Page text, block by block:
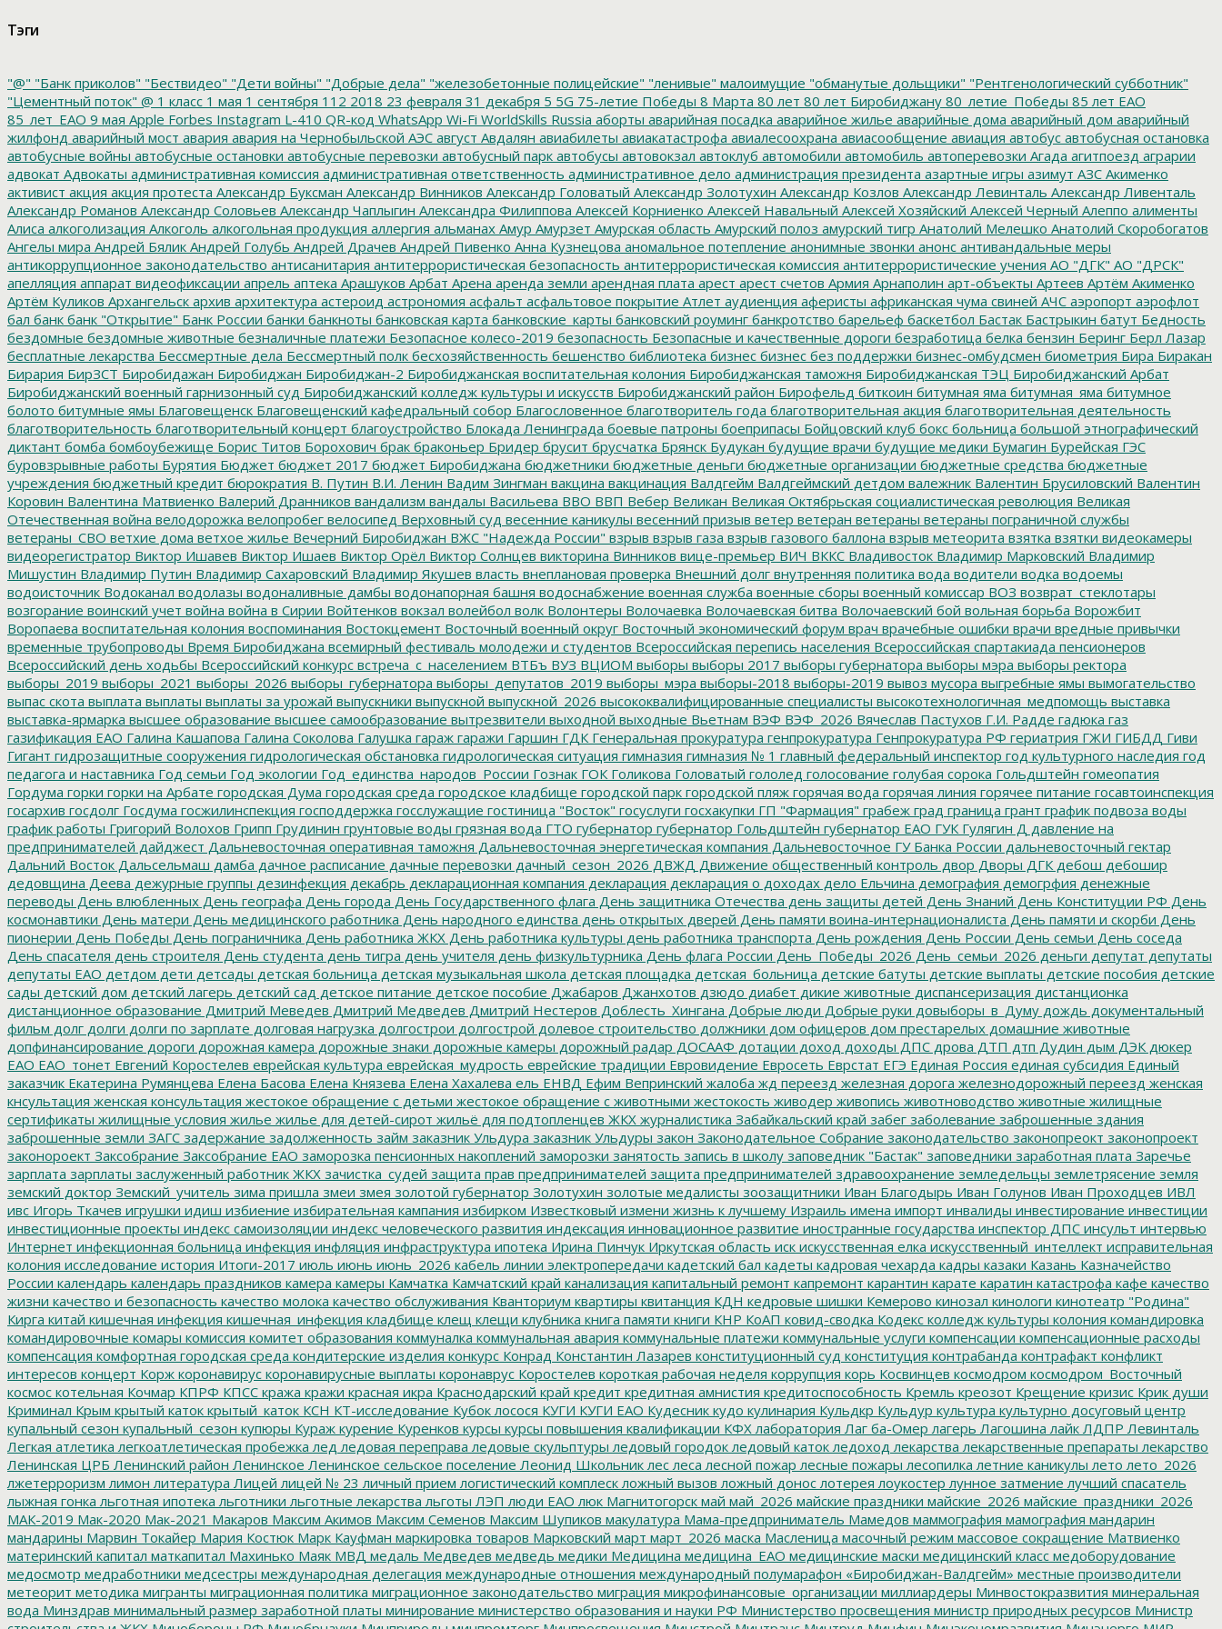
Тэги
"@" "Банк приколов" "Бествидео" "Дети войны" "Добрые дела" "железобетонные полицейские" "ленивые" малоимущие "обманутые дольщики" "Рентгенологический субботник"
"Цементный поток" @ 1 класс 1 мая 1 сентября 112 2018 23 февраля 31 декабря 5 5G 75-летие Победы 8 Марта 80 лет 80 лет Биробиджану 80_летие_Победы 85 лет ЕАО
85_лет_ЕАО 9 мая Apple Forbes Instagram L-410 QR-код WhatsApp Wi-Fi WorldSkills Russia аборты аварийная посадка аварийное жилье аварийные дома аварийный дом аварийный
жилфонд аварийный мост авария авария на Чернобыльской АЭС август Авдалян авиабилеты авиакатастрофа авиалесоохрана авиасообщение авиация автобус автобусная остановка
автобусные войны автобусные остановки автобусные перевозки автобусный парк автобусы автовокзал автоклуб автомобили автомобиль автоперевозки Агада агитпоезд аграрии
адвокат Адвокаты административная комиссия административная ответственность административное дело администрация президента азартные игры азимут АЗС Акименко
активист акция акция протеста Александр Буксман Александр Винников Александр Головатый Александр Золотухин Александр Козлов Александр Левинталь Александр Ливенталь
Александр Романов Александр Соловьев Александр Чаплыгин Александра Филиппова Алексей Корниенко Алексей Навальный Алексей Хозяйский Алексей Черный Алеппо алименты
Алиса алкоголизация Алкоголь алкогольная продукция аллергия альманах Амур Амурзет Амурская область Амурский полоз амурский тигр Анатолий Мелешко Анатолий Скоробогатов
Ангелы мира Андрей Бялик Андрей Голубь Андрей Драчев Андрей Пивенко Анна Кузнецова аномальное потепление анонимные звонки анонс антивандальные меры
антикоррупционное законодательство антисанитария антитеррористическая безопасность антитеррористическая комиссия антитеррористические учения АО "ДГК" АО "ДРСК"
апелляция аппарат видеофиксации апрель аптека Арашуков Арбат Арена аренда земли арендная плата арест арест счетов Армия Арнаполин арт-объекты Артеев Артём Акименко
Артём Куликов Архангельск архив архитектура астероид астрономия асфальт асфальтовое покрытие Атлет аудиенция аферисты африканская чума свиней АЧС аэропорт аэрофлот
бал банк банк "Открытие" Банк России банки банкноты банковская карта банковские_карты банковский роуминг банкротство барельеф баскетбол Бастак Бастрыкин батут Бедность
бездомные бездомные животные безналичные платежи Безопасное колесо-2019 безопасность Безопасные и качественные дороги безработица белка бензин Беринг Берл Лазар
бесплатные лекарства Бессмертные дела Бессмертный полк бесхозяйственность бешенство библиотека бизнес бизнес без поддержки бизнес-омбудсмен биометрия Бира Биракан
Бирария БирЗСТ Биробидажан Биробиджан Биробиджан-2 Биробиджанская воспитательная колония Биробиджанская таможня Биробиджанская ТЭЦ Биробиджанский Арбат
Биробиджанский военный гарнизонный суд Биробиджанский колледж культуры и искусств Биробиджанский район Бирофельд биткоин битумная яма битумная_яма битумное
болото битумные ямы Благовещенск Благовещенский кафедральный собор Благословенное благотворитель года благотворительная акция благотворительная деятельность
благотворительность благотворительный концерт благоустройство Блокада Ленинграда боевые патроны боеприпасы Бойцовский клуб бокс больница большой этнографический
диктант бомба бомбоубежище Борис Титов Борохович брак браконьер Бридер брусит брусчатка Брянск Будукан будущие врачи будущие медики Бумагин Бурейская ГЭС
буровзрывные работы Бурятия Бюджет бюджет 2017 бюджет Биробиджана бюджетники бюджетные деньги бюджетные организации бюджетные средства бюджетные
учреждения бюджетный кредит бюрократия В. Путин В.И. Ленин Вадим Зингман вакцина вакцинация Валдгейм Валдгеймский детдом валежник Валентин Брусиловский Валентин
Коровин Валентина Матвиенко Валерий Дранников вандализм вандалы Васильева ВВО ВВП Вебер Великан Великая Октябрьская социалистическая революция Великая
Отечественная война велодорожка велопробег велосипед Верховный суд весенние каникулы весенний призыв ветер ветеран ветераны ветераны пограничной службы
ветераны_СВО ветхие дома ветхое жилье Вечерний Биробиджан ВЖС "Надежда России" взрыв взрыв газа взрыв газового баллона взрыв метеорита взятка взятки видеокамеры
видеорегистратор Виктор Ишавев Виктор Ишаев Виктор Орёл Виктор Солнцев викторина Винников вице-премьер ВИЧ ВККС Владивосток Владимир Марковский Владимир
Мишустин Владимир Путин Владимир Сахаровский Владимир Якушев власть внеплановая проверка Внешний долг внутренняя политика вода водители водка водоемы
водоисточник Водоканал водолазы водоналивные дамбы водонапорная башня водоснабжение военная служба военные сборы военный комиссар ВОЗ возврат_стеклотары
возгорание воинский учет война война в Сирии Войтенков вокзал волейбол волк Волонтеры Волочаевка Волочаевская битва Волочаевский бой вольная борьба Ворожбит
Воропаева воспитательная колония воспоминания Востокцемент Восточный военный округ Восточный экономический форум врач врачебные ошибки врачи вредные привычки
временные трубопроводы Время Биробиджана всемирный фестиваль молодежи и студентов Всероссийская перепись населения Всероссийская спартакиада пенсионеров
Всероссийский день ходьбы Всероссийский конкурс встреча_с_населением ВТБъ ВУЗ ВЦИОМ выборы выборы 2017 выборы губернатора выборы мэра выборы ректора
выборы_2019 выборы_2021 выборы_2026 выборы_губернатора выборы_депутатов_2019 выборы_мэра выборы-2018 выборы-2019 вывоз мусора выгребные ямы вымогательство
выпас скота выплата выплаты выплаты за урожай выпускники выпускной выпускной_2026 высококвалифицированные специалисты высокотехнологичная_медпомощь выставка
выставка-ярмарка высшее образование высшее самообразование вытрезвители выходной выходные Вьетнам ВЭФ ВЭФ_2026 Вячеслав Пастухов Г.И. Радде гадюка газ
газификация ЕАО Галина Кашапова Галина Соколова Галушка гараж гаражи Гаршин ГДКГенеральная прокуратура генпрокуратура Генпрокуратура РФ гериатрия ГЖИ ГИБДД Гиви
Гигант гидрозащитные сооружения гидрологическая обстановка гидрологическая ситуация гимназия гимназия № 1 главный федеральный инспектор год культурного наследия год
педагога и наставника Год семьи Год экологии Год_единства_народов_России Гознак ГОКГоликова Головатый гололед голосование голубая сорока Гольдштейн гомеопатия
Гордума горки горки на Арбате городская Дума городская среда городское кладбище городской парк городской пляж горячая вода горячая линия горячее питание госавтоинспекция
госархив госдолг Госдума госжилинспекция господдержка госслужащие гостиница "Восток" госуслуги госхакупки ГП "Фармация" грабеж град граница грант график подвоза воды
график работы Григорий Волохов Грипп Грудинин грунтовые воды грязная вода ГТО губернатор губернатор Гольдштейн губернатор ЕАО ГУКГулягин Д давление на
предпринимателей дайджест Дальневосточная оперативная таможня Дальневосточная энергетическая компания Дальневосточное ГУ Банка России дальневосточный гектар
Дальний Восток Дальсельмаш дамба дачное расписание дачные перевозки дачный_сезон_2026 ДВЖД Движение общественный контроль двор Дворы ДГКдебош дебошир
дедовщина Деева дежурные группы дезинфекция декабрь декларационная компания декларация декларация о доходах дело Ельчина демография демогрфия денежные
переводы День влюбленных День географа День города День Государственного флага День защитника Отечества день защиты детей День Знаний День Конституции РФ День
космонавтики День матери День медицинского работника День народного единства день открытых дверей День памяти воина-интернационалиста День памяти и скорби День
пионерии День Победы День пограничника День работника ЖКХ День работника культуры день работника транспорта День рождения День России День семьи День соседа
День спасателя день строителя День студента день тигра день учителя день физкультурника День флага России День_Победы_2026 День_семьи_2026 деньги депутат депутаты
депутаты ЕАО детдом дети детсады детская больница детская музыкальная школа детская площадка детская_больница детские батуты детские выплаты детские пособия детские
сады детский дом детский лагерь детский сад детское питание детское пособие Джабаров Джанхотов дзюдо диабет дикие животные диспансеризация дистанционка
дистанционное образование Дмитрий Меведев Дмитрий Медведев Дмитрий Нестеров Доблесть_Хингана Добрые люди Добрые руки довыборы_в_Думу дождь документальный
фильм долг долги долги по зарплате долговая нагрузка долгострои долгострой долевое строительство должники дом офицеров дом престарелых домашние животные
допфинансирование дороги дорожная камера дорожные знаки дорожные камеры дорожный радар ДОСААФ дотации доход доходы ДПС дрова ДТП дтп Дудин дым ДЭКдюкер
ЕАО ЕАО_тонет Евгений Коростелев еврейская культура еврейская_мудрость еврейские традиции Евровидение Евросеть Еврстат ЕГЭ Единая Россия единая субсидия Единый
заказчик Екатерина Румянцева Елена Басова Елена Князева Елена Хахалева ель ЕНВД Ефим Вепринский жалоба жд переезд железная дорога железнодорожный переезд женская
кнсультация женская консультация жестокое обращение с детьми жестокое обращение с животными жестокость живодер живопись животноводство животные жилищные
сертификаты жилищные условия жилье жилье для детей-сирот жильё для подтопленцев ЖКХ журналистика Забайкальский край забег заболевание заброшенные здания
заброшенные земли ЗАГС задержание задолженность займ заказник Ульдура заказник Ульдуры закон Законодательное Собрание законодательство законопреокт законопроект
законороект Заксобрание Заксобрание ЕАО заморозка пенсионных накоплений заморозки занятость запись в школу заповедник "Бастак" заповедники заработная плата Заречье
зарплата зарплаты заслуженный работник ЖКХ зачистка_судей защита прав предпринимателей защита предпринимателей здравоохранение земледельцы землетрясение земля
земский доктор Земский_учитель зима пришла змеи змея золотой губернатор Золотухин золотые медалисты зоозащитники Иван Благодырь Иван Голунов Иван Проходцев ИВЛ
ивс Игорь Ткачев игрушки идиш избиение избирательная кампания избирком Известковый измени жизнь к лучшему Израиль имена импорт инвалиды инвестирование инвестиции
инвестиционные проекты индекс самоизоляции индекс человеческого развития индексация инновационное развитие иностранные государства инспектор ДПС инсульт интервью
Интернет инфекционная больница инфекция инфляция инфраструктура ипотека Ирина Пинчук Иркутская область иск искусственная елка искусственный_интеллект исправительная
колония исследование история Итоги-2017 июль июнь июнь_2026 кабель линии электропередачи кадетский бал кадеты кадровая чехарда кадры казаки Казань Казначейство
России календарь календарь праздников камера камеры Камчатка Камчатский край канализация капитальный ремонт капремонт карантин карате каратин катастрофа кафе качество
жизни качество и безопасность качество молока качество обслуживания Кванториум квартиры квитанция КДН кедровые шишки Кемерово кинозал кинологи кинотеатр "Родина"
Кирга китай кишечная инфекция кишечная_инфекция кладбище клещ клещи клубника книга памяти книги КНР КоАП ковид-сводка Кодекс колледж культуры колония командировка
командировочные комары комиссия комитет образования коммуналка коммунальная авария коммунальные платежи коммунальные услуги компенсации компенсационные расходы
компенсация комфортная городская среда кондитерские изделия конкурс Конрад Константин Лазарев конституционный суд конституция контрабанда контрафакт конфликт
интересов концерт Корж коронавирус коронавирусные выплаты коронаврус Коростелев короткая рабочая неделя коррупция корь Косвинцев космодром космодром_Восточный
космос котельная Кочмар КПРФ КПСС кража кражи красная икра Краснодарский край кредит кредитная амнистия кредитоспособность Кремль креозот Крещение кризис Крик души
Криминал Крым крытый каток крытый_каток КСН КТ-исследование Кубок лосося КУГИ КУГИ ЕАО Кудесник кудо кулинария Кульдкр Кульдур культура культурно досуговый центр
купальный сезон купальный_сезон купюры Кураж курение Куренков курсы курсы повышения квалификации КФХлаборатория Лаг ба-Омер лагерь Лагошина лайк ЛДПР Левинталь
Легкая атлетика легкоатлетическая пробежка лед ледовая переправа ледовые скульптуры ледовый городокледовый катокледоход лекарства лекарственные препараты лекарство
Ленинская ЦРБ Ленинский район Ленинское Ленинское сельское поселение Леонид Школьниклеслеса лесной пожар лесные пожары лесопилка летние каникулы лето лето_2026
лжетерроризм лимон литература Лицей лицей № 23 личный прием логистический комплескложный вызов ложный донослотерея лоукостер лунное затмение лучший спасатель
лыжная гонка льготная ипотека льготники льготные лекарства льготы ЛЭП люди ЕАО люк Магнитогорск май май_2026 майские праздники майские_2026 майские_праздники_2026
МАК-2019 Мак-2020 Мак-2021 Макаров Максим Акимов Максим Семенов Максим Шупиков макулатура Мама-предприниматель Мамедов маммография мамография мандарин
мандарины Марвин Токайер Мария Костюк Марк Кауфман маркировка товаров Марковский март март_2026 маска Масленица масочный режим массовое сокращение Матвиенко
материнский капитал маткапитал Махинько Маяк МВД медаль Медведев медведь медики Медицина медицина_ЕАО медицинские маски медицинский класс медоборудование
медосмотр медработники медсестры международная делегация международные отношения международный полумарафон «Биробиджан-Валдгейм» местные производители
метеорит методика мигранты миграционная политика миграционное законодательство миграция микрофинансовые_организации миллиардеры Минвостокразвития минеральная
вода Минздрав минимальный размер заработной платы минирование министерство образования и науки РФ Министерство просвещения министр природных ресурсов Министр